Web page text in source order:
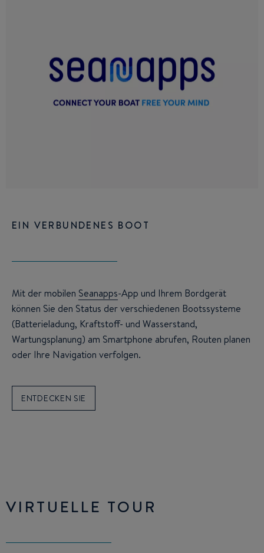
EIN VERBUNDENES BOOT
Mit der mobilen Seanapps-App und Ihrem Bordgerät
können Sie den Status der verschiedenen Bootssysteme
(Batterieladung, Kraftstoff- und Wasserstand,
Wartungsplanung) am Smartphone abrufen, Routen planen
oder Ihre Navigation verfolgen.
ENTDECKEN SIE
VIRTUELLE TOUR